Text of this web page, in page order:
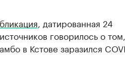
, датированная 24
говорилось о том,
в Кстове заразился